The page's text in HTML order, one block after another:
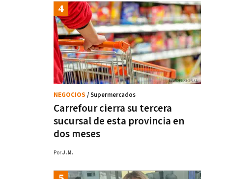
Carrefour cierra su tercera
sucursal de esta provincia en
dos meses
NEGOCIOS / Supermercados
PorJ.M.